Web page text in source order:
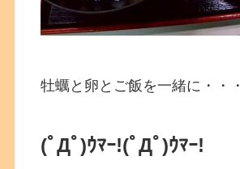
牡蠣と卵とご飯を一緒に・・・
(ﾟДﾟ)ｳﾏｰ!(ﾟДﾟ)ｳﾏｰ!